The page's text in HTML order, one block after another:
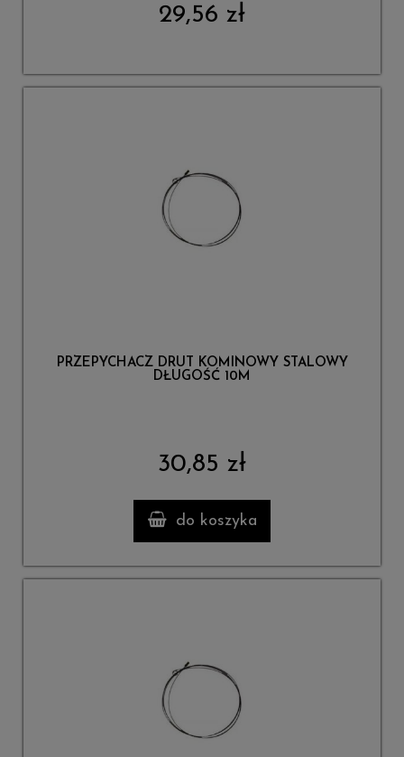
29,56 zł
PRZEPYCHACZ DRUT KOMINOWY STALOWY
DŁUGOŚĆ 10M
30,85 zł
do koszyka